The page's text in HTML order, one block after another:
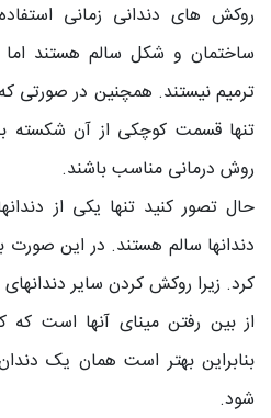
ساختمان و شکل سالم هستند اما
ترمیم نیستند. همچنین در صورتی
روش درمانی مناسب باشند.
حال تصور کنید تنها یکی از
دندانها سالم هستند. در این صورت
کرد. زیرا روکش کردن سایر
از بین رفتن مینای آنها است
بنابراین بهتر است همان یک
شود.